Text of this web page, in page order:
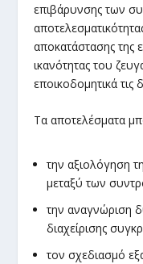
επιβάρυνσης των
αποκατάστασης της
ικανότητας του
εποικοδομητικά τις
Τα αποτελέσματα
την αξιολόγηση
μεταξύ των
την αναγνώριση
διαχείρισης
τον σχεδιασμό